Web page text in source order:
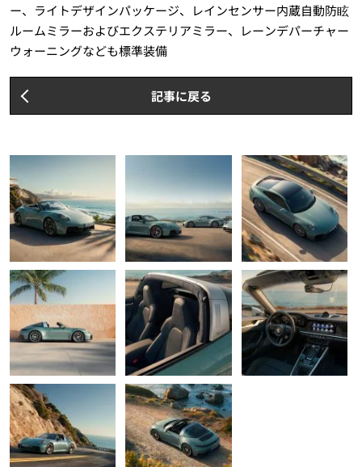
ー、ライトデザインパッケージ、レインセンサー内蔵自動防眩
ルームミラーおよびエクステリアミラー、レーンデパーチャー
ウォーニングなども標準装備
記事に戻る